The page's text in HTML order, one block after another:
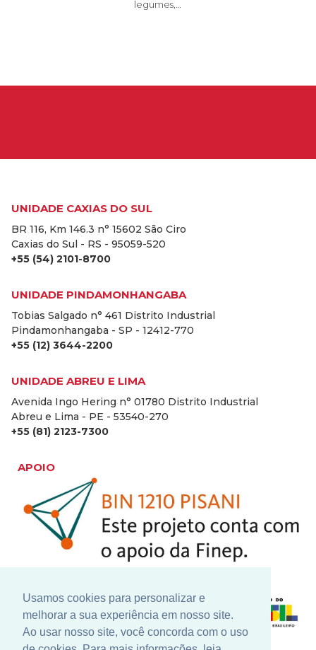
Usamos cookies para personalizar e
melhorar a sua experiência em nosso site.
Ao usar nosso site, você concorda com o uso
legumes,…
UNIDADE CAXIAS DO SUL
BR 116, Km 146.3 n° 15602 São Ciro
Caxias do Sul - RS - 95059-520
+55 (54) 2101-8700
UNIDADE PINDAMONHANGABA
Tobias Salgado n° 461 Distrito Industrial
Pindamonhangaba - SP - 12412-770
+55 (12) 3644-2200
UNIDADE ABREU E LIMA
Avenida Ingo Hering n° 01780 Distrito Industrial
Abreu e Lima - PE - 53540-270
+55 (81) 2123-7300
APOIO